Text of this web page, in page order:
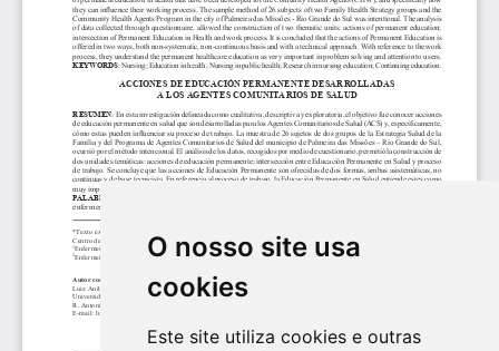
O nosso site usa
cookies
Este site utiliza cookies e outras